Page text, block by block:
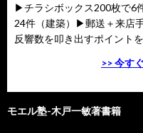
▶チラシボックス200枚で6
24件（建築）▶郵送＋来店
反響数を叩き出すポイント
>> 今す
モエル塾-木戸一敏著書籍